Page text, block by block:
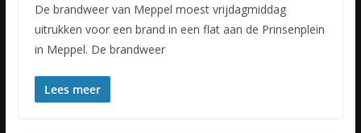
De brandweer van Meppel moest vrijdagmiddag
uitrukken voor een brand in een flat aan de Prinsenplein
in Meppel. De brandweer
Lees meer